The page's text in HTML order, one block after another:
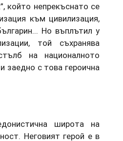
който непрекъснато се
към цивилизация,
Но въплътил у
той съхранява
на националното
заедно с това героична
широта на
Неговият герой е в